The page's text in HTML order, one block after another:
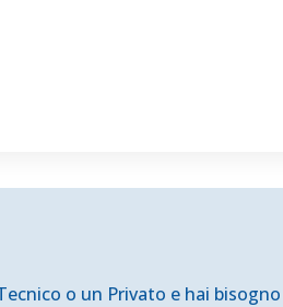
o un Privato e hai